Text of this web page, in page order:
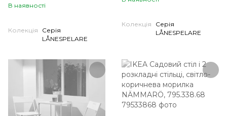
В наявності
Колекція
Серія
LÅNESPELARE
Колекція
Серія
LÅNESPELARE